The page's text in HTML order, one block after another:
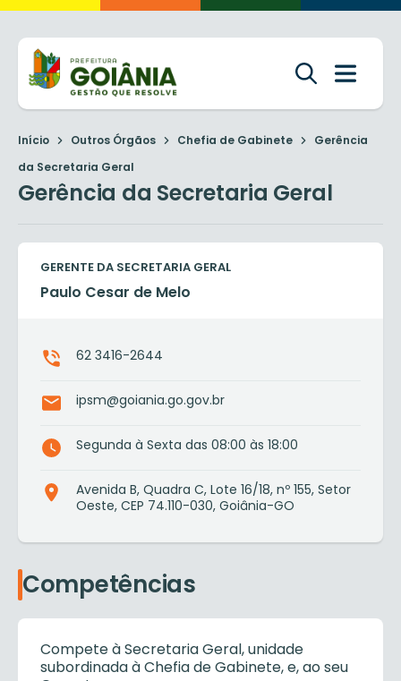
Início Outros Órgãos Chefia de Gabinete
Gerência
da Secretaria Geral
Gerência da Secretaria Geral
GERENTE DA SECRETARIA GERAL
Paulo Cesar de Melo
62 3416-2644
ipsm@goiania.go.gov.br
Segunda à Sexta das 08:00 às 18:00
Avenida B, Quadra C, Lote 16/18, nº 155, Setor
Oeste, CEP 74.110-030, Goiânia-GO
Competências
Compete à Secretaria Geral, unidade
subordinada à Chefia de Gabinete, e, ao seu